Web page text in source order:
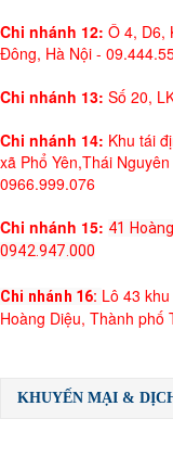
Chi nhánh 12: Ô 4, D6,
Đông, Hà Nội -
Chi nhánh 13: Số 20,
Chi nhánh 14: Khu tái
xã Phổ Yên,Thái
0966.999.076
Chi nhánh 15: 41
0942.947.000
Chi nhánh 16: Lô 43
Hoàng Diệu, Thành phố
KHUYẾN MẠI &